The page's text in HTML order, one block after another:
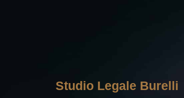
Studio Legale Burelli